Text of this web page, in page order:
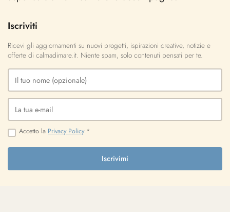
Iscriviti
Ricevi gli aggiornamenti su nuovi progetti, ispirazioni creative, notizie e
offerte di calmadimare.it. Niente spam, solo contenuti pensati per te.
Accetto la Privacy Policy*
Iscrivimi